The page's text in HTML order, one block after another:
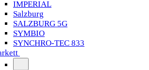
IMPERIAL
Salzburg
SALZBURG 5G
SYMBIO
SYNCHRO-TEC 833